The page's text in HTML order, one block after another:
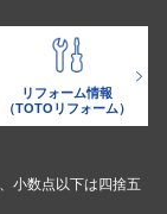
リフォーム情報
（TOTOリフォーム）
小数点以下は四捨五